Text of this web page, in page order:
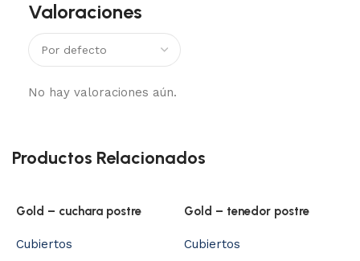
Valoraciones
No hay valoraciones aún.
Productos Relacionados
Gold – cuchara postre
Cubiertos
Gold – tenedor postre
Cubiertos